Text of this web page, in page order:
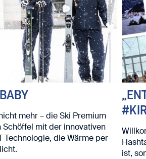
mehr – die Ski Premium
Schöffel mit der innovativen
Technologie, die Wärme per
ist,